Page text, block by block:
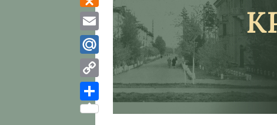
Odnoklassniki
Email
Mail.Ru
Copy
Link
Отправить